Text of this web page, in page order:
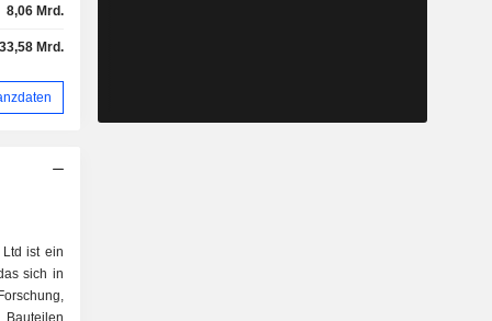
8,06 Mrd.
Mrd.
Ltd ist ein
sich in